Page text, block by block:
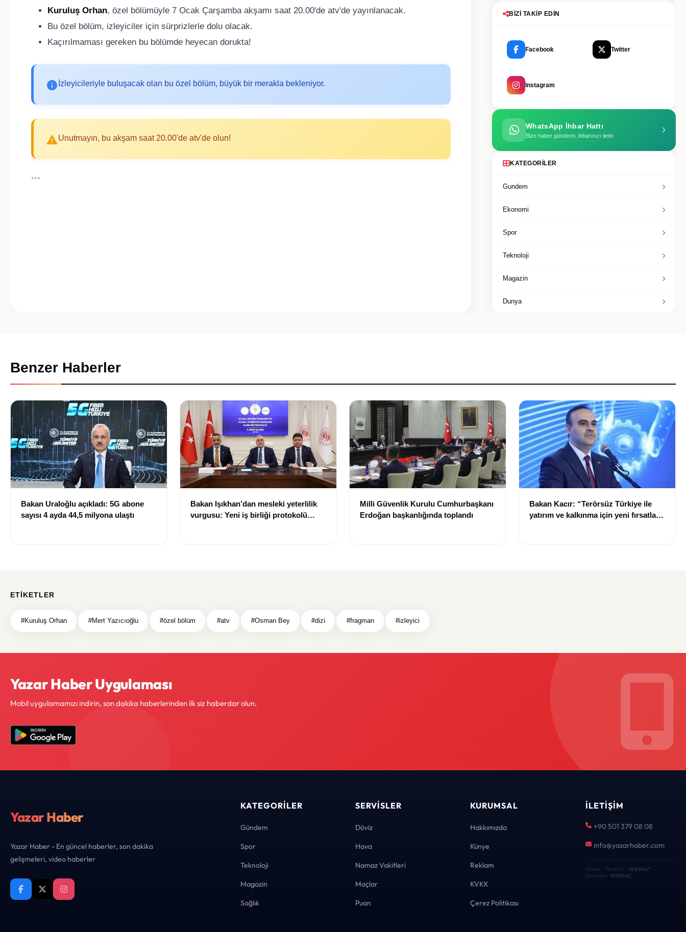
Kuruluş Orhan, özel bölümüyle 7 Ocak Çarşamba akşamı saat 20.00'de atv'de yayınlanacak.
Bu özel bölüm, izleyiciler için sürprizlerle dolu olacak.
Kaçırılmaması gereken bu bölümde heyecan dorukta!
İzleyicileriyle buluşacak olan bu özel bölüm, büyük bir merakla bekleniyor.
Unutmayın, bu akşam saat 20.00'de atv'de olun!
```
BIZI TAKIP EDIN
Facebook Twitter
Instagram
WhatsApp İhbar Hattı
Bize haber gönderin, ihbarınızı iletin
KATEGORILER
Gundem
Ekonomi
Spor
Teknoloji
Magazin
Dunya
Benzer Haberler
Bakan Uraloğlu açıkladı: 5G abone
sayısı 4 ayda 44,5 milyona ulaştı
Bakan Işıkhan’dan mesleki yeterlilik
vurgusu: Yeni iş birliği protokolü
Milli Güvenlik Kurulu Cumhurbaşkanı
Erdoğan başkanlığında toplandı
Bakan Kacır: “Terörsüz Türkiye ile
yatırım ve kalkınma için yeni fırsatlar
ETIKETLER
#Kuruluş Orhan #Mert Yazıcıoğlu #özel bölüm #atv #Osman Bey #dizi #fragman #izleyici
Yazar Haber Uygulaması
Mobil uygulamamızı indirin, son dakika haberlerinden ilk siz haberdar olun.
Yazar Haber
Yazar Haber - En güncel haberler, son dakika
gelişmeleri, video haberler
KATEGORILER
Gündem
Spor
Teknoloji
Magazin
Sağlık
SERVISLER
Döviz
Hava
Namaz Vakitleri
Maçlar
Puan
KURUMSAL
Hakkımızda
Künye
Reklam
KVKK
Çerez Politikası
İLETIŞIM
+90 501 379 08 08
info@yazarhaber.com
eNews · Geliştirici KEYDAL·
Developer KEYDAL